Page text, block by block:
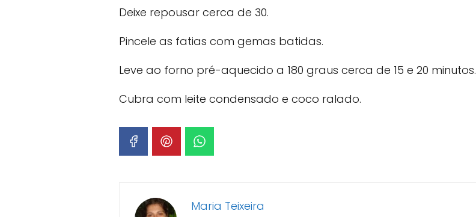
Deixe repousar cerca de 30.
Pincele as fatias com gemas batidas.
Leve ao forno pré-aquecido a 180 graus cerca de 15 e 20 minutos.
Cubra com leite condensado e coco ralado.
Maria Teixeira